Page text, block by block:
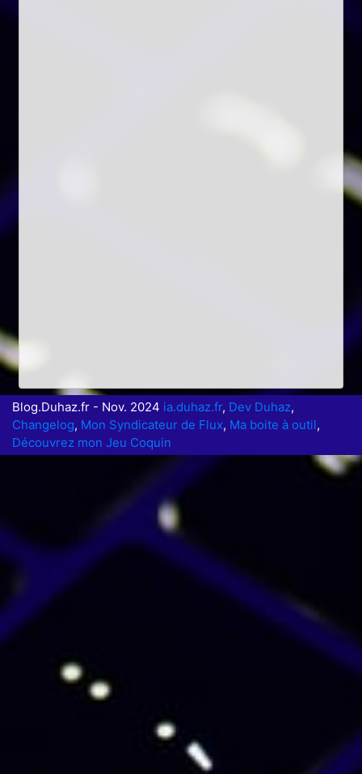
Blog.Duhaz.fr - Nov. 2024 ia.duhaz.fr, Dev Duhaz,
Changelog, Mon Syndicateur de Flux, Ma boite à outil,
Découvrez mon Jeu Coquin